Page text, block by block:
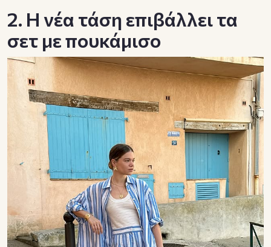
2. Η νέα τάση επιβάλλει τα
σετ με πουκάμισο